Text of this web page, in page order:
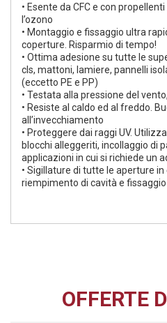
• Esente da CFC e con
l’ozono
• Montaggio e fissaggio ultra
coperture. Risparmio di tempo!
• Ottima adesione su tutte le
cls, mattoni, lamiere, pannelli
(eccetto PE e PP)
• Testata alla pressione del
• Resiste al caldo ed al freddo.
all’invecchiamento
• Proteggere dai raggi UV.
blocchi alleggeriti, incollaggio di
applicazioni in cui si richiede un
• Sigillature di tutte le aperture
riempimento di cavità e
OFFERTE